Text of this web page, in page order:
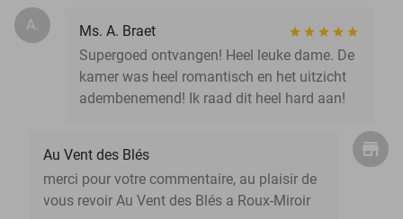
A.
Ms. A. Braet
Supergoed ontvangen! Heel leuke dame. De
kamer was heel romantisch en het uitzicht
adembenemend! Ik raad dit heel hard aan!
Au Vent des Blés
merci pour votre commentaire, au plaisir de
vous revoir Au Vent des Blés a Roux-Miroir